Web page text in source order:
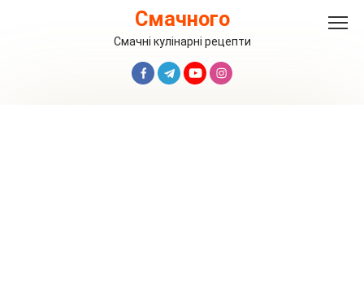
Смачного
Смачні кулінарні рецепти